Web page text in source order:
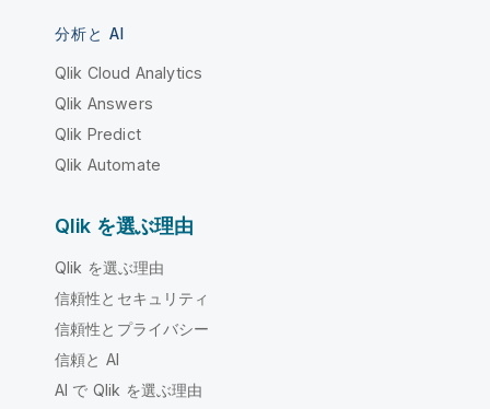
分析と AI
Qlik Cloud Analytics
Qlik Answers
Qlik Predict
Qlik Automate
Qlik を選ぶ理由
Qlik を選ぶ理由
信頼性とセキュリティ
信頼性とプライバシー
信頼と AI
AI で Qlik を選ぶ理由